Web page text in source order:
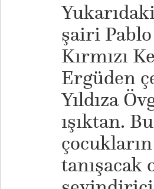
şairi
Kırmızı
Ergüden
Yıldıza
ışıktan.
tanışacak